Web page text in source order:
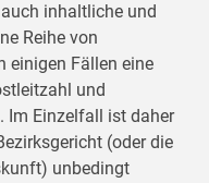
inhaltliche und
Reihe von
einigen Fällen eine
und
Im Einzelfall ist daher
(oder die
unbedingt